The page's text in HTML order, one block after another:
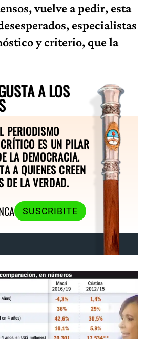
vuelve a pedir, esta
especialistas
y criterio, que la
A LOS
PERIODISMO
ES UN PILAR
LA DEMOCRACIA.
A QUIENES CREEN
DE LA VERDAD.
SUSCRIBITE